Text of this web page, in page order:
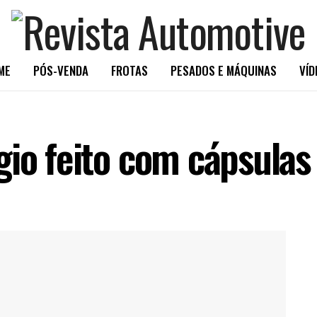
PÓS-VENDA FROTAS PESADOS E MÁQUINAS
feito com